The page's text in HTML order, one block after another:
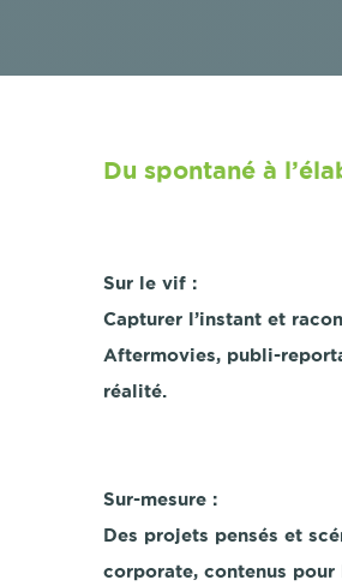
Du spontané à
Sur le vif :
Capturer l’instant et
Aftermovies, publi-
réalité.
Sur-mesure :
Des projets pensés et
corporate, contenus